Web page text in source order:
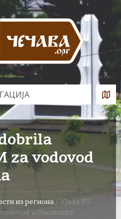
za vodovod
из региона / Vlada RS
u Stanarima